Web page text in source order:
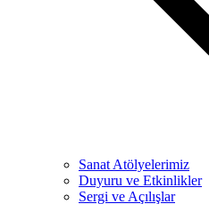
Sanat Atölyelerimiz
Duyuru ve Etkinlikler
Sergi ve Açılışlar